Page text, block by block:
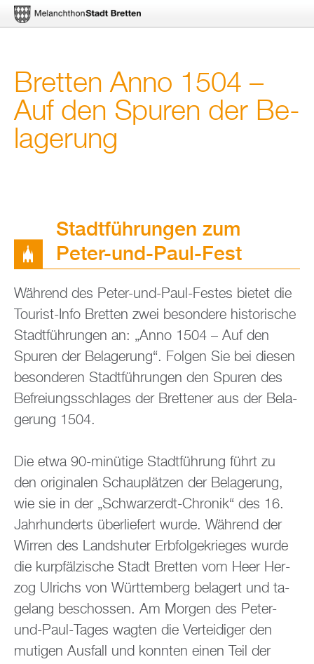
rekt
zum
In­
halt
Brett­en Anno 1504 –
Auf den Spu­ren der Be­
la­ge­rung
Stadt­füh­run­gen zum
Peter-und-Paul-Fest
Wäh­rend des Peter-und-Paul-Fes­tes bie­tet die
Tou­rist-Info Brett­en zwei be­son­de­re his­to­ri­sche
Stadt­füh­run­gen an: „Anno 1504 – Auf den
Spu­ren der Be­la­ge­rung“. Fol­gen Sie bei die­sen
be­son­de­ren Stadt­füh­run­gen den Spu­ren des
Be­frei­ungs­schla­ges der Brettener aus der Be­la­
ge­rung 1504.
Die etwa 90-mi­nü­ti­ge Stadt­füh­rung führt zu
den ori­gi­na­len Schau­plät­zen der Be­la­ge­rung,
wie sie in der „Schwarz­erdt-Chro­nik“ des 16.
Jahr­hun­derts über­lie­fert wurde. Wäh­rend der
Wir­ren des Lands­hu­ter Erb­fol­ge­krie­ges wurde
die kur­pfäl­zi­sche Stadt Brett­en vom Heer Her­
zog Ul­richs von Würt­tem­berg be­la­gert und ta­
ge­lang be­schos­sen. Am Mor­gen des Peter-
und-Paul-Tages wag­ten die Ver­tei­di­ger den
mu­ti­gen Aus­fall und konn­ten einen Teil der